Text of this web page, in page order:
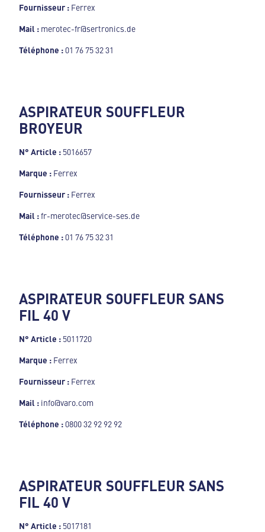
Fournisseur : Ferrex
Mail : merotec-fr@sertronics.de
Téléphone : 01 76 75 32 31
ASPIRATEUR SOUFFLEUR
BROYEUR
N° Article : 5016657
Marque : Ferrex
Fournisseur : Ferrex
Mail :fr-merotec@service-ses.de
Téléphone : 01 76 75 32 31
ASPIRATEUR SOUFFLEUR SANS
FIL 40 V
N° Article : 5011720
Marque : Ferrex
Fournisseur : Ferrex
Mail : info@varo.com
Téléphone : 0800 32 92 92 92
ASPIRATEUR SOUFFLEUR SANS
FIL 40 V
N° Article : 5017181